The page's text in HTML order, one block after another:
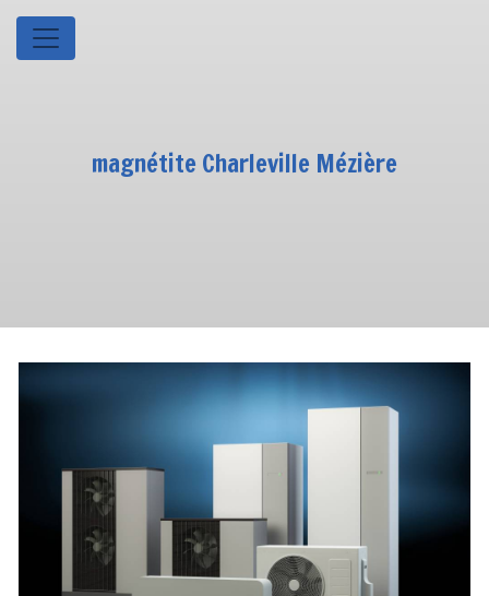
Panneau de gestion des cookies
magnétite Charleville Mézière